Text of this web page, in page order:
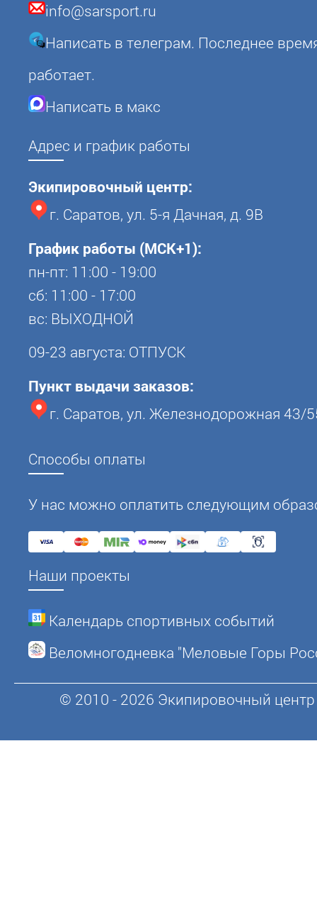
info@sarsport.ru
Написать в телеграм. Последнее
работает.
Написать в макс
Адрес и график работы
Экипировочный центр:
г. Саратов, ул. 5-я Дачная, д. 9В
График работы (МСК+1):
пн-пт: 11:00 - 19:00
сб: 11:00 - 17:00
вс: ВЫХОДНОЙ
09-23 августа: ОТПУСК
Пункт выдачи заказов:
г. Саратов, ул. Железнодорожная 43/
Способы оплаты
У нас можно оплатить следующим
Наши проекты
Календарь спортивных событий
Веломногодневка "Меловые Горы
© 2010 - 2026 Экипировочный